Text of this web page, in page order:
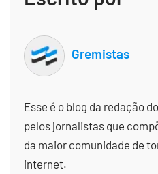
Gremistas
Esse é o blog da redação
pelos jornalistas que
da maior comunidade de
internet.